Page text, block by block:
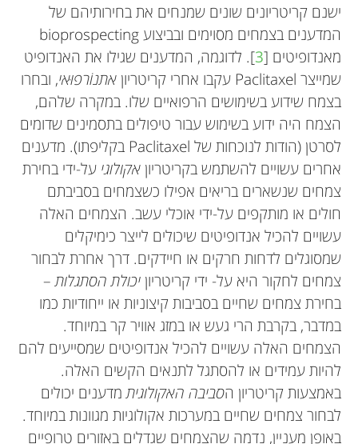
ישנם קריטריונים שונים שמנחים את בחירותיהם של
המדענים בצמחים מסוימים ובביצוע bioprospecting
מאנדופיטים [3]. לדוגמה, המדענים שגילו את האנדופיט
שמייצר Paclitaxel עקבו אחרי קריטריון
אתנוֹרפוּאי, ובחרו
בצמח שידוע בשימושים הרפואיים שלו. במקרה שלהם,
הצמח היה ידוע בשימוש עבור טיפולים בתסמינים שדומים
לסרטן (הודות לנוכחות של Paclitaxel בקליפתו). מדענים
אחרים עשויים להשתמש בקריטריון אקולוגי על-ידי בחירת
צמחים שנשארים בריאים אפילו כשצמחים בסביבתם
חולים או מותקפים על-ידי אוכלי עשב. הצמחים האלה
עשויים להכיל אנדופיטים שיכולים לייצר כימיקלים
שמסוגלים לדחות חרקים או חיידקים. דרך אחרת לבחור
צמחים לחקור היא על- ידי קריטריון יכולת הסתגלות–
בחירת צמחים שחיים בסביבות קיצוניות או ייחודיות כמו
במדבר, בקרבת הרי געש או במזג אוויר קר במיוחד.
הצמחים האלה עשויים להכיל אנדופיטים שמסייעים להם
להיות עמידים או להסתגל לתנאים הקשים האלה.
באמצעות קריטריון הסביבה האקולוגיתמדענים יכולים
לבחור צמחים שחיים במערכות אקולוגיות מגוונות במיוחד.
באופן מעניין, נדמה שהצמחים שגדלים באזורים טרופיים